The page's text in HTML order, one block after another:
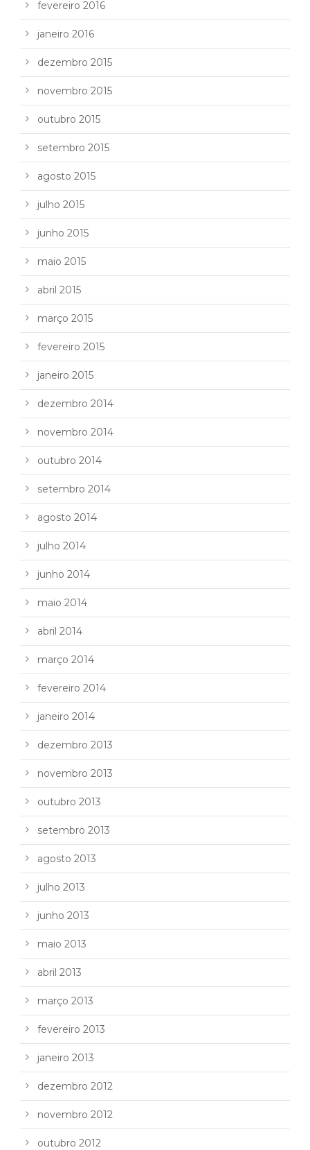
fevereiro 2016
janeiro 2016
dezembro 2015
novembro 2015
outubro 2015
setembro 2015
agosto 2015
julho 2015
junho 2015
maio 2015
abril 2015
março 2015
fevereiro 2015
janeiro 2015
dezembro 2014
novembro 2014
outubro 2014
setembro 2014
agosto 2014
julho 2014
junho 2014
maio 2014
abril 2014
março 2014
fevereiro 2014
janeiro 2014
dezembro 2013
novembro 2013
outubro 2013
setembro 2013
agosto 2013
julho 2013
junho 2013
maio 2013
abril 2013
março 2013
fevereiro 2013
janeiro 2013
dezembro 2012
novembro 2012
outubro 2012